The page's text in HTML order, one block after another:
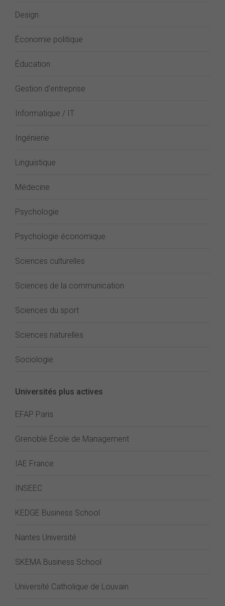
Design
Économie politique
Éducation
Gestion d'entreprise
Informatique / IT
Ingénierie
Linguistique
Médecine
Psychologie
Psychologie économique
Sciences culturelles
Sciences de la communication
Sciences du sport
Sciences naturelles
Sociologie
Universités plus actives
EFAP Paris
Grenoble École de Management
IAE France
INSEEC
KEDGE Business School
Nantes Université
SKEMA Business School
Université Catholique de Louvain